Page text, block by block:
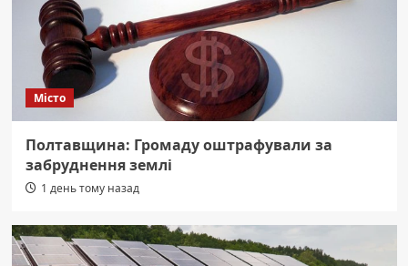
Місто
Полтавщина: Громаду оштрафували за
забруднення землі
1 день тому назад